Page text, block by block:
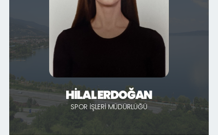
HILAL ERDOĞAN
SPOR İŞLERI MÜDÜRLÜĞÜ